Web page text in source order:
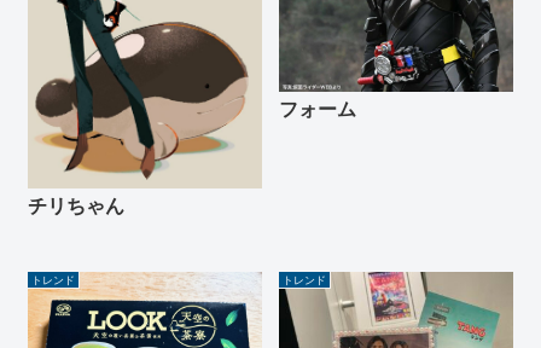
チリちゃん
フォーム
トレンド トレンド